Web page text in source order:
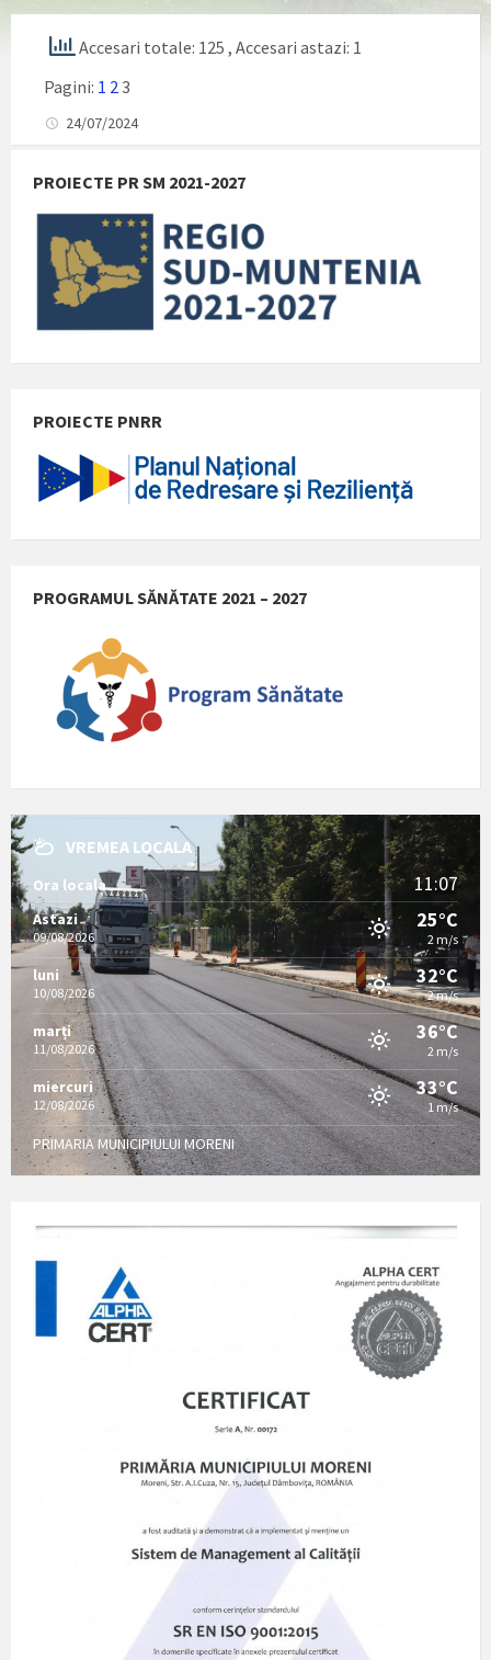
Accesari totale: 125 , Accesari astazi: 1
Pagini: 1 2 3
24/07/2024
PROIECTE PR SM 2021-2027
PROIECTE PNRR
PROGRAMUL SĂNĂTATE 2021 – 2027
VREMEA LOCALA
Ora locala 11:07
Astazi
09/08/2026
25°C
2 m/s
luni
10/08/2026
32°C
2 m/s
marți
11/08/2026
36°C
2 m/s
miercuri
12/08/2026
33°C
1 m/s
PRIMARIA MUNICIPIULUI MORENI